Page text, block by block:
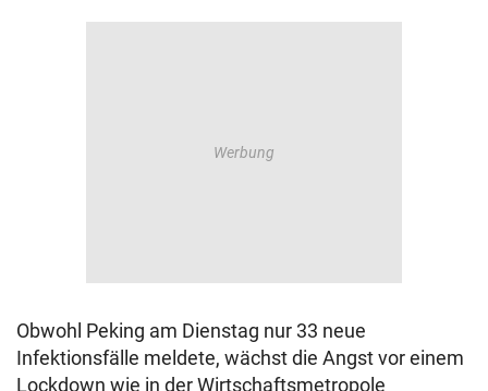
Obwohl Peking am Dienstag nur 33 neue
Infektionsfälle meldete, wächst die Angst vor einem
Lockdown wie in der Wirtschaftsmetropole